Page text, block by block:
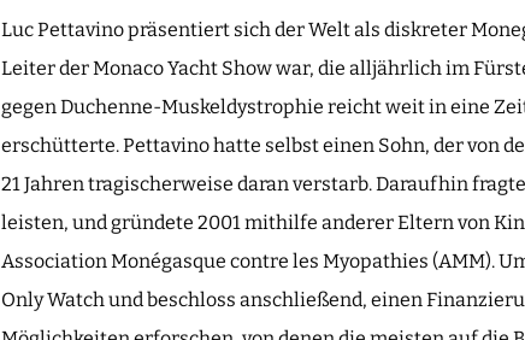
Luc Pettavino präsentiert sich der Welt als diskreter
Leiter der Monaco Yacht Show war, die alljährlich im
gegen Duchenne-Muskeldystrophie reicht weit in eine
erschütterte. Pettavino hatte selbst einen Sohn, der von
21 Jahren tragischerweise daran verstarb. Daraufhin
leisten, und gründete 2001 mithilfe anderer Eltern von
Association Monégasque contre les Myopathies (AMM).
Only Watch und beschloss anschließend, einen